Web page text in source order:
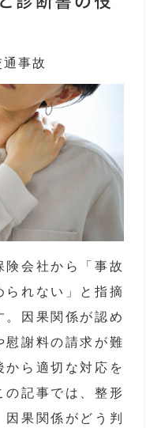
通事故
険会社から「事故
られない」と指摘
。因果関係が認め
慰謝料の請求が難
から適切な対応を
の記事では、整形
果関係がどう判